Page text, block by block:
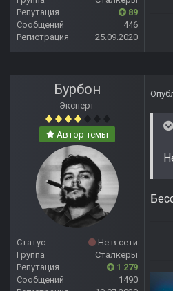
Репутация
89
Сообщений
446
Регистрация
25.09.2020
Бурбон
Эксперт
Автор темы
Статус
Не в сети
Группа
Сталкеры
Репутация
1 279
Сообщений
1490